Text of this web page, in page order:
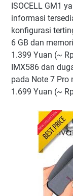
ISOCELL GM1
informasi
konfigurasi
6 GB dan
1.399 Yuan (~
IMX586 dan
pada Note 7 Pro
1.699 Yuan (~